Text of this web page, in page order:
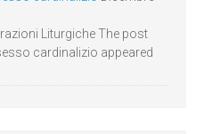
Liturgiche The post
cardinalizio appeared